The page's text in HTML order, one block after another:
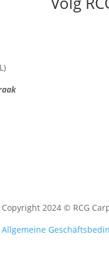
Copyright 2024 © RCG
Allgemeine